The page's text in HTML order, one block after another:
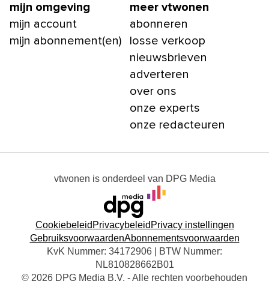
mijn omgeving
mijn account
mijn abonnement(en)
meer vtwonen
abonneren
losse verkoop
nieuwsbrieven
adverteren
over ons
onze experts
onze redacteuren
vtwonen is onderdeel van DPG Media
Cookiebeleid Privacybeleid Privacy instellingen
GebruiksvoorwaardenAbonnementsvoorwaarden
KvK Nummer: 34172906 | BTW Nummer:
NL810828662B01
© 2026 DPG Media B.V. - Alle rechten voorbehouden